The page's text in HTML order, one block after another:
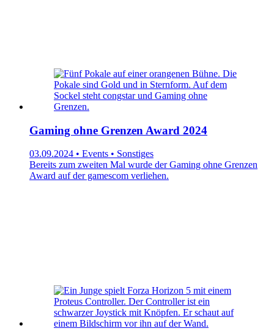
Gaming ohne Grenzen Award 2024
03.09.2024 • Events • Sonstiges
Bereits zum zweiten Mal wurde der Gaming ohne Grenzen
Award auf der gamescom verliehen.